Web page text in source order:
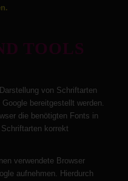
TOOLS
von Schriftarten
bereitgestellt werden.
die benötigten Fonts in
korrekt
verwendete Browser
aufnehmen. Hierdurch